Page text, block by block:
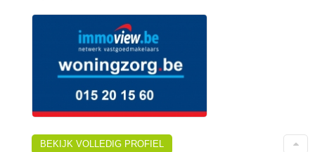
BEKIJK VOLLEDIG PROFIEL